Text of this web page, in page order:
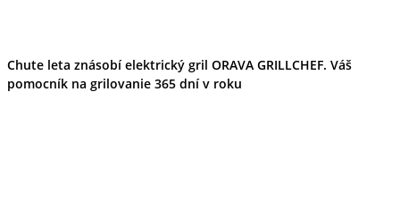
Chute leta znásobí elektrický gril ORAVA GRILLCHEF. Váš
pomocník na grilovanie 365 dní v roku